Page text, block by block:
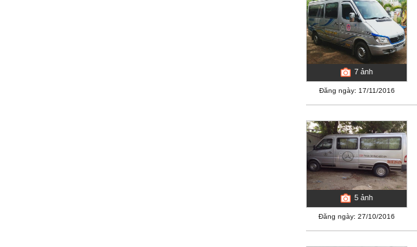
7 ảnh
Đăng ngày: 17/11/2016
5 ảnh
Đăng ngày: 27/10/2016